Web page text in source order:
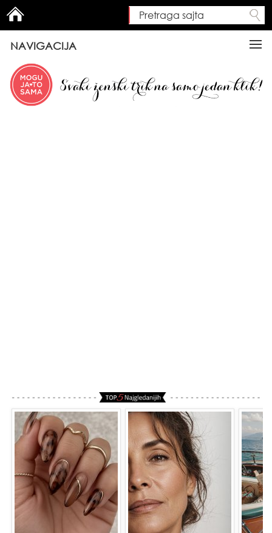
Search form
Pretraga sajta
NAVIGACIJA